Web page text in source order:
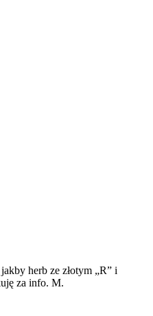
herb ze złotym „R” i
za info. M.